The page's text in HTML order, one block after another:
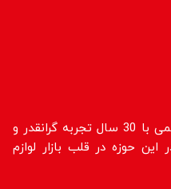
فروشگاه lent.ir اولین فروشگاه رسمی با 30 سال تجربه گرانقدر و
حوزه در قلب بازار لوازم